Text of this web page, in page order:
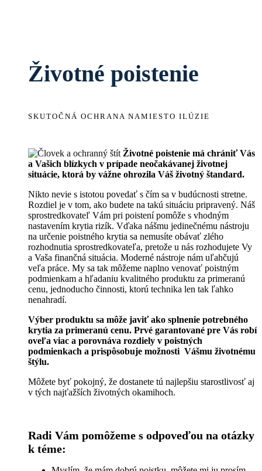
Životné poistenie
SKUTOČNÁ OCHRANA NAMIESTO ILÚZIE
Životné poistenie má chrániť Vás
a Vašich blízkych v prípade neočakávanej životnej
situácie, ktorá by vážne ohrozila Váš životný štandard.
Nikto nevie s istotou povedať s čím sa v budúcnosti stretne.
Rozdiel je v tom, ako budete na takú situáciu pripravený. Náš
sprostredkovateľ Vám pri poistení pomôže s vhodným
nastavením krytia rizík. Vďaka nášmu jedinečnému nástroju
na určenie poistného krytia sa nemusíte obávať zlého
rozhodnutia sprostredkovateľa, pretože u nás rozhodujete Vy
a Vaša finančná situácia. Moderné nástroje nám uľahčujú
veľa práce. My sa tak môžeme naplno venovať poistným
podmienkam a hľadaniu kvalitného produktu za primeranú
cenu, jednoducho činnosti, ktorú technika len tak ľahko
nenahradí.
Výber produktu sa môže javiť ako splnenie potrebného
krytia za primeranú cenu. Prvé garantované pre Vás robí
oveľa viac a porovnáva rozdiely v poistných
podmienkach a prispôsobuje možnosti Vášmu životnému
štýlu.
Môžete byť pokojný, že dostanete tú najlepšiu starostlivosť aj
v tých najťažších životných okamihoch.
Radi Vám pomôžeme s odpoveďou na otázky
k téme: